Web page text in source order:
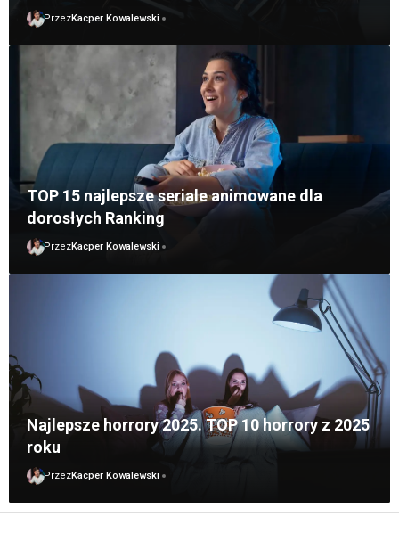
PrzezKacper Kowalewski
TOP 15 najlepsze seriale animowane dla
dorosłych Ranking
PrzezKacper Kowalewski
Najlepsze horrory 2025. TOP 10 horrory z 2025
roku
PrzezKacper Kowalewski